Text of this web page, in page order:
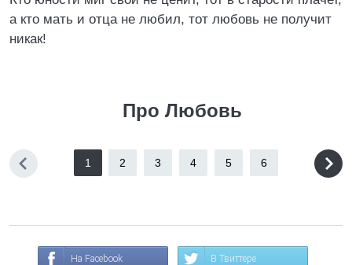
а кто мать и отца не любил, тот любовь не получит
никак!
Про Любовь
1 2 3 4 5 6
На Facebook В Твиттере